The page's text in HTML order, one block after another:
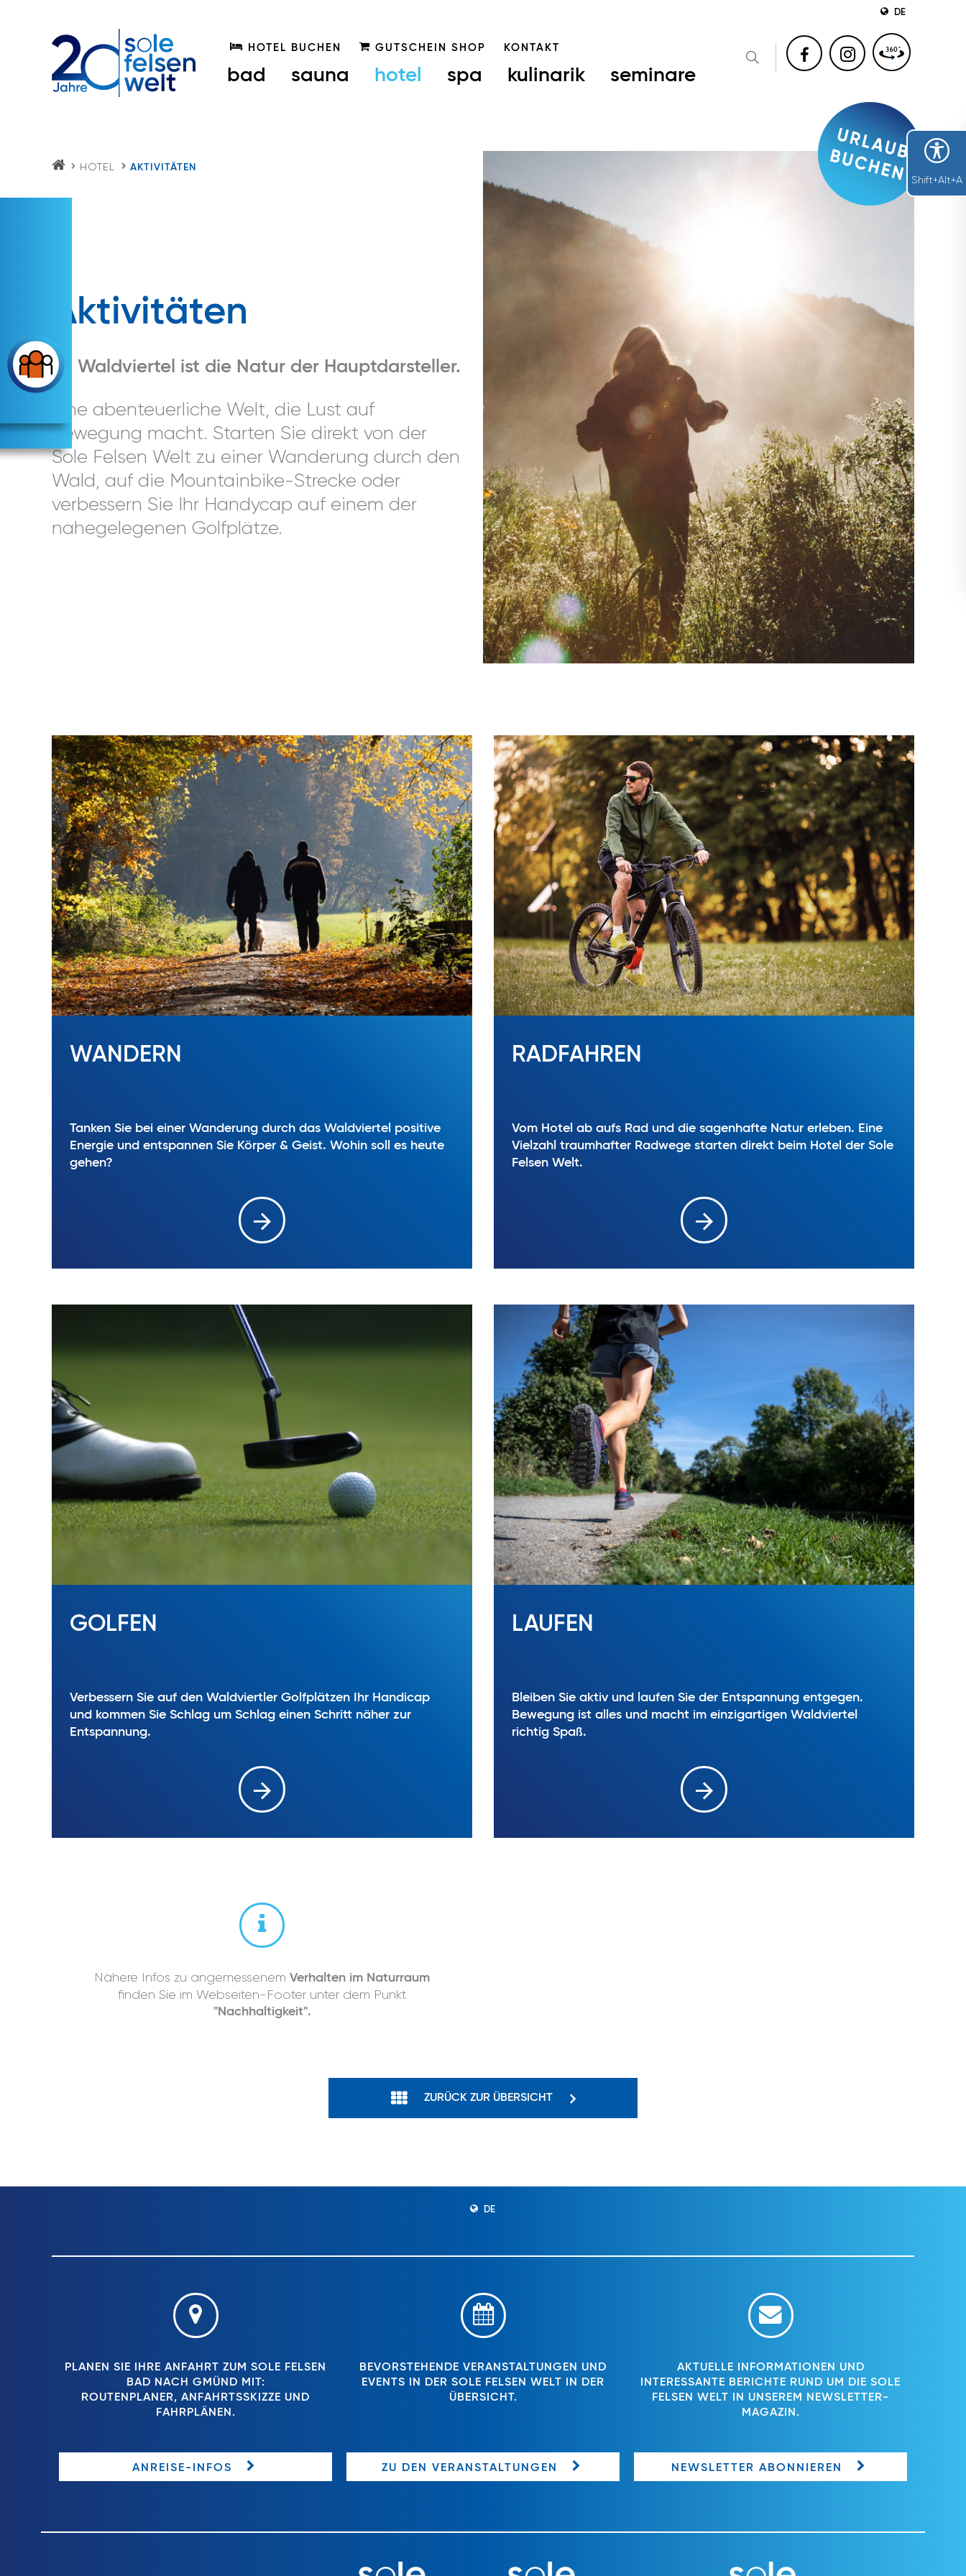
DE
HOTEL BUCHEN GUTSCHEIN SHOP KONTAKT
bad sauna hotel spa kulinarik seminare
HOTEL AKTIVITÄTEN
Aktivitäten
Im Waldviertel ist die Natur der Hauptdarsteller.
Eine abenteuerliche Welt, die Lust auf
Bewegung macht. Starten Sie direkt von der
Sole Felsen Welt zu einer Wanderung durch den
Wald, auf die Mountainbike-Strecke oder
verbessern Sie Ihr Handycap auf einem der
nahegelegenen Golfplätze.
WANDERN
Tanken Sie bei einer Wanderung durch das Waldviertel positive
Energie und entspannen Sie Körper & Geist. Wohin soll es heute
gehen?
RADFAHREN
Vom Hotel ab aufs Rad und die sagenhafte Natur erleben. Eine
Vielzahl traumhafter Radwege starten direkt beim Hotel der Sole
Felsen Welt.
GOLFEN
Verbessern Sie auf den Waldviertler Golfplätzen Ihr Handicap
und kommen Sie Schlag um Schlag einen Schritt näher zur
Entspannung.
LAUFEN
Bleiben Sie aktiv und laufen Sie der Entspannung entgegen.
Bewegung ist alles und macht im einzigartigen Waldviertel
richtig Spaß.
Nähere Infos zu angemessenem Verhalten im Naturraum
finden Sie im Webseiten-Footer unter dem Punkt
"Nachhaltigkeit".
ZURÜCK ZUR ÜBERSICHT
DE
PLANEN SIE IHRE ANFAHRT ZUM SOLE FELSEN
BAD NACH GMÜND MIT:
ROUTENPLANER, ANFAHRTSSKIZZE UND
FAHRPLÄNEN.
ANREISE-INFOS
BEVORSTEHENDE VERANSTALTUNGEN UND
EVENTS IN DER SOLE FELSEN WELT IN DER
ÜBERSICHT.
ZU DEN VERANSTALTUNGEN
AKTUELLE INFORMATIONEN UND
INTERESSANTE BERICHTE RUND UM DIE SOLE
FELSEN WELT IN UNSEREM NEWSLETTER-
MAGAZIN.
NEWSLETTER ABONNIEREN
Shift+Alt+A